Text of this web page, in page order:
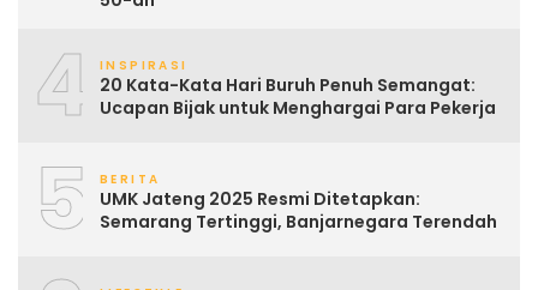
4 INSPIRASI
20 Kata-Kata Hari Buruh Penuh Semangat:
Ucapan Bijak untuk Menghargai Para Pekerja
5 BERITA
UMK Jateng 2025 Resmi Ditetapkan:
Semarang Tertinggi, Banjarnegara Terendah